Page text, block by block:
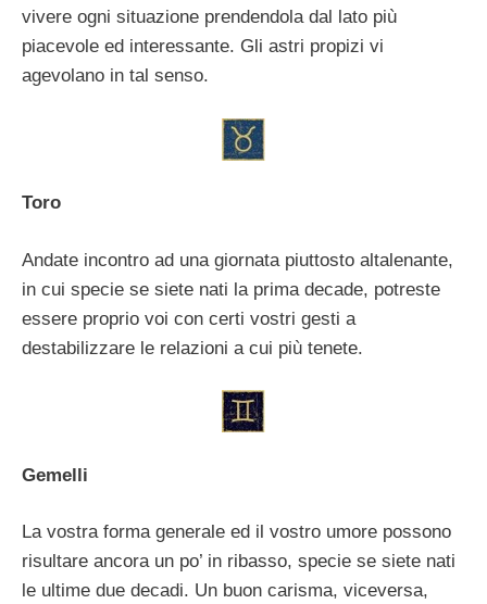
vivere ogni situazione prendendola dal lato più
piacevole ed interessante. Gli astri propizi vi
agevolano in tal senso.
Toro
Andate incontro ad una giornata piuttosto altalenante,
in cui specie se siete nati la prima decade, potreste
essere proprio voi con certi vostri gesti a
destabilizzare le relazioni a cui più tenete.
Gemelli
La vostra forma generale ed il vostro umore possono
risultare ancora un po’ in ribasso, specie se siete nati
le ultime due decadi. Un buon carisma, viceversa,